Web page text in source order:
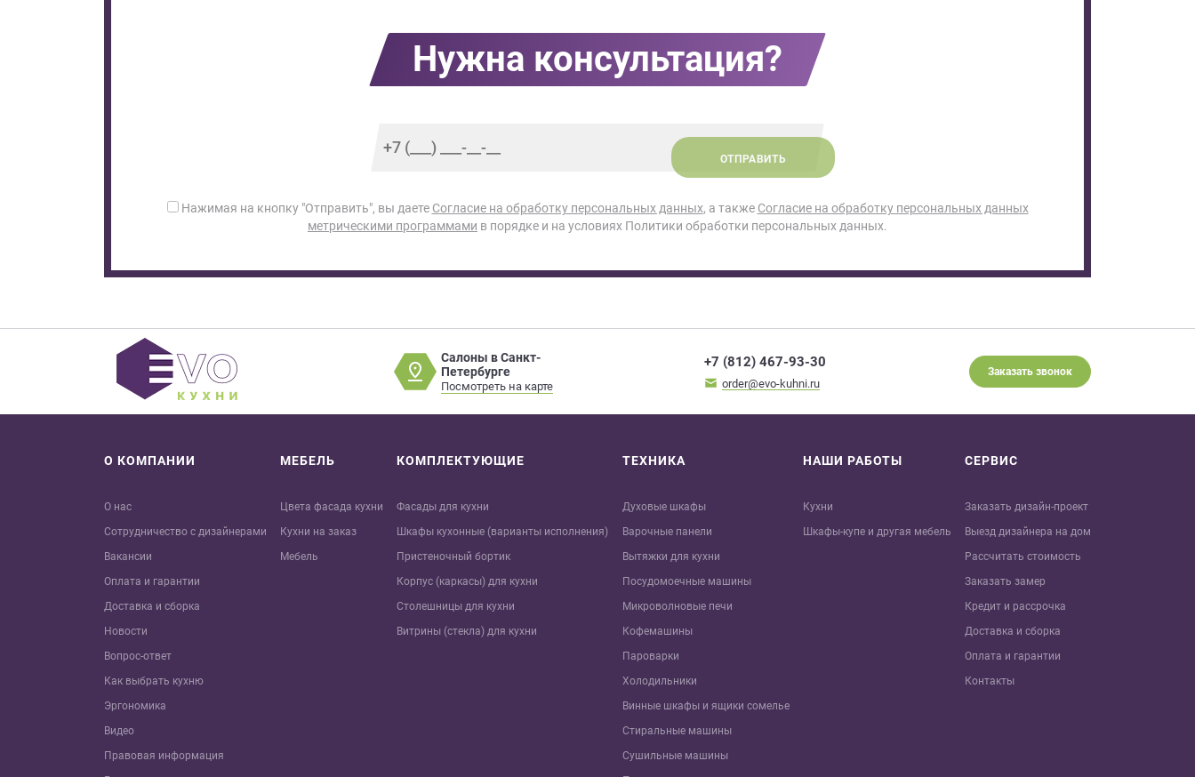
Нужна консультация?
ОТПРАВИТЬ
Нажимая на кнопку "Отправить", вы даете Согласие на обработку персональных данных, а также Согласие на обработку персональных данных
метрическими программами в порядке и на условиях Политики обработки персональных данных.
Салоны в Санкт-
Петербурге
Посмотреть на карте
+7 (812) 467-93-30
order@evo-kuhni.ru
Заказать звонок
О КОМПАНИИ
О нас
Сотрудничество с дизайнерами
Вакансии
Оплата и гарантии
Доставка и сборка
Новости
Вопрос-ответ
Как выбрать кухню
Эргономика
Видео
Правовая информация
МЕБЕЛЬ
Цвета фасада кухни
Кухни на заказ
Мебель
КОМПЛЕКТУЮЩИЕ
Фасады для кухни
Шкафы кухонные (варианты исполнения)
Пристеночный бортик
Корпус (каркасы) для кухни
Столешницы для кухни
Витрины (стекла) для кухни
ТЕХНИКА
Духовые шкафы
Варочные панели
Вытяжки для кухни
Посудомоечные машины
Микроволновые печи
Кофемашины
Пароварки
Холодильники
Винные шкафы и ящики сомелье
Стиральные машины
Сушильные машины
НАШИ РАБОТЫ
Кухни
Шкафы-купе и другая мебель
СЕРВИС
Заказать дизайн-проект
Выезд дизайнера на дом
Рассчитать стоимость
Заказать замер
Кредит и рaссрочка
Доставка и сборка
Оплата и гарантии
Контакты